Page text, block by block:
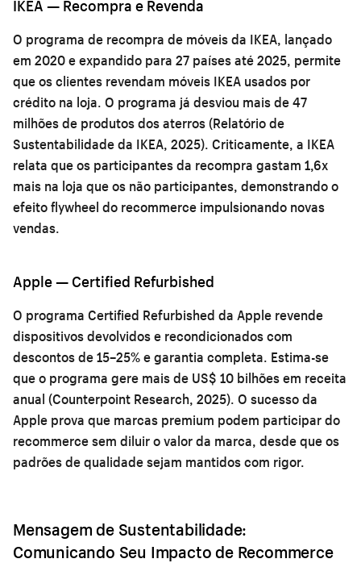
IKEA — Recompra e Revenda
O programa de recompra de móveis da IKEA, lançado
em 2020 e expandido para 27 países até 2025, permite
que os clientes revendam móveis IKEA usados por
crédito na loja. O programa já desviou mais de 47
milhões de produtos dos aterros (Relatório de
Sustentabilidade da IKEA, 2025). Criticamente, a IKEA
relata que os participantes da recompra gastam 1,6x
mais na loja que os não participantes, demonstrando o
efeito flywheel do recommerce impulsionando novas
vendas.
Apple — Certified Refurbished
O programa Certified Refurbished da Apple revende
dispositivos devolvidos e recondicionados com
descontos de 15–25% e garantia completa. Estima-se
que o programa gere mais de US$ 10 bilhões em receita
anual (Counterpoint Research, 2025). O sucesso da
Apple prova que marcas premium podem participar do
recommerce sem diluir o valor da marca, desde que os
padrões de qualidade sejam mantidos com rigor.
Mensagem de Sustentabilidade:
Comunicando Seu Impacto de Recommerce